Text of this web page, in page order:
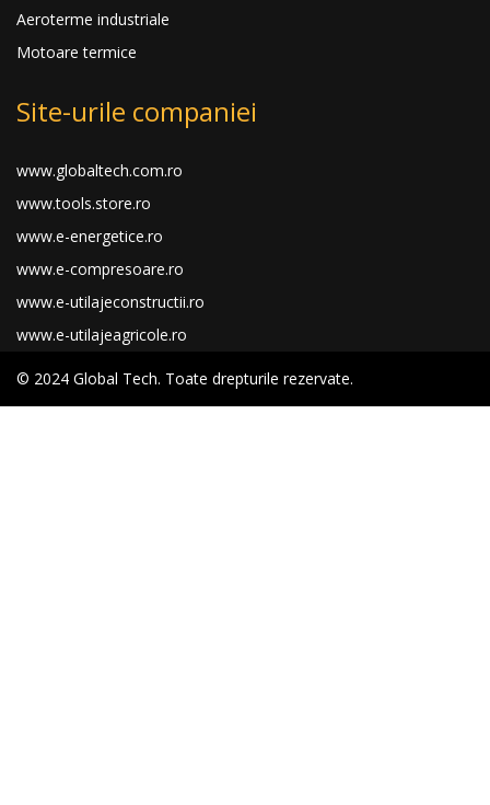
Aeroterme industriale
Motoare termice
Site-urile companiei
www.globaltech.com.ro
www.tools.store.ro
www.e-energetice.ro
www.e-compresoare.ro
www.e-utilajeconstructii.ro
www.e-utilajeagricole.ro
© 2024 Global Tech. Toate drepturile rezervate.